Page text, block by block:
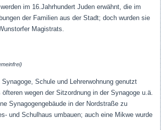
im 16.Jahrhundert Juden erwähnt, die im
der Familien aus der Stadt; doch wurden sie
Magistrats.
Schule und Lehrerwohnung genutzt
wegen der Sitzordnung in der Synagoge u.ä.
Synagogengebäude in der Nordstraße zu
und Schulhaus umbauen; auch eine Mikwe wurde